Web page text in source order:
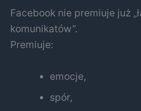
Facebook nie premiuje już
komunikatów”.
Premiuje:
emocje,
spór,